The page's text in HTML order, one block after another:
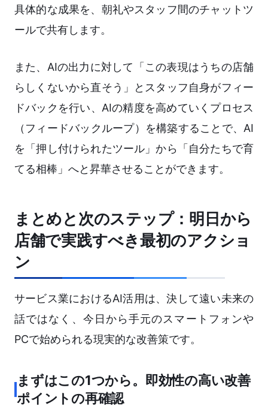
具体的な成果を、朝礼やスタッフ間のチャットツ
ールで共有します。
また、AIの出力に対して「この表現はうちの店舗
らしくないから直そう」とスタッフ自身がフィー
ドバックを行い、AIの精度を高めていくプロセス
（フィードバックループ）を構築することで、AI
を「押し付けられたツール」から「自分たちで育
てる相棒」へと昇華させることができます。
まとめと次のステップ：明日から
店舗で実践すべき最初のアクショ
ン
サービス業におけるAI活用は、決して遠い未来の
話ではなく、今日から手元のスマートフォンや
PCで始められる現実的な改善策です。
まずはこの1つから。即効性の高い改善
ポイントの再確認